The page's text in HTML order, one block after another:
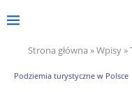
Strona główna »Wpisy»
Podziemia turystyczne w Polsce